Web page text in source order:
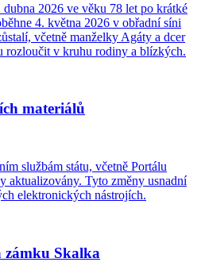
2026 ve věku 78 let po krátké
4. května 2026 v obřadní síni
včetně manželky Agáty a dcer
rozloučit v kruhu rodiny a blízkých.
materiálů
službám státu, včetně Portálu
aktualizovány. Tyto změny usnadní
elektronických nástrojích.
zámku Skalka